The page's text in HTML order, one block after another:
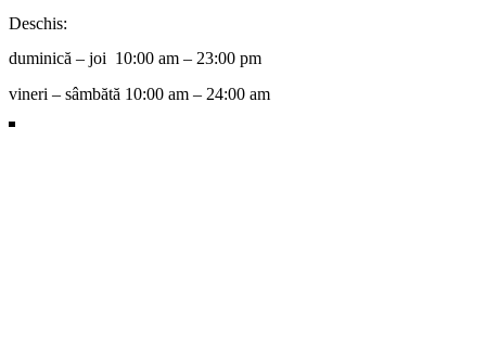
Deschis:
duminică – joi 10:00 am – 23:00 pm
vineri – sâmbătă 10:00 am – 24:00 am